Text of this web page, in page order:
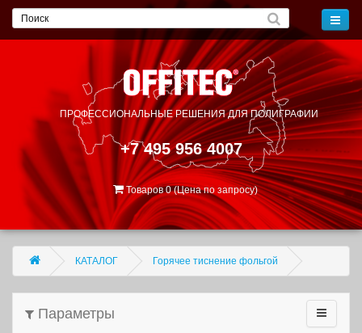
ПРОФЕССИОНАЛЬНЫЕ РЕШЕНИЯДЛЯ ПОЛИГРАФИИ
+7 495 956 4007
Товаров 0 (Цена по запросу)
КАТАЛОГ Горячее тиснение фольгой
Параметры